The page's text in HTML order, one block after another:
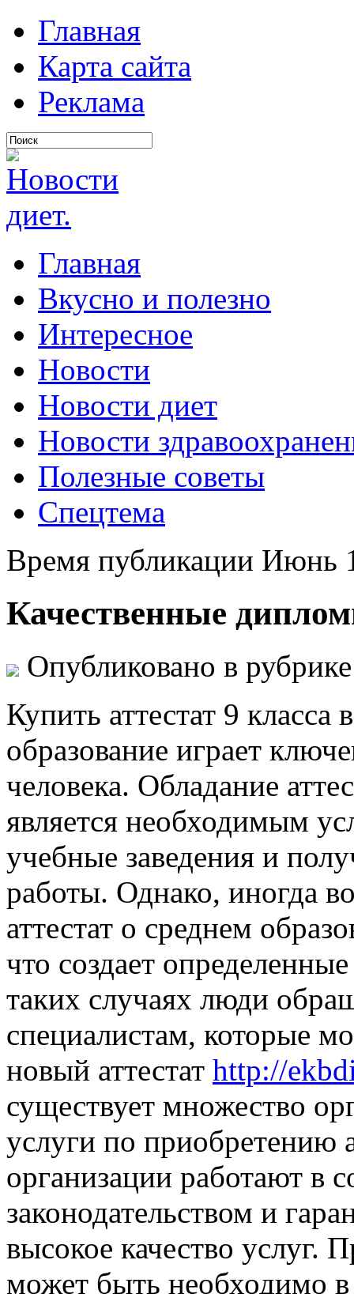
Главная
Карта сайта
Реклама
Главная
Вкусно и полезно
Интересное
Новости
Новости диет
Новости
Полезные советы
Спецтема
Время публикации Июнь
Качественные
Опубликовано в
Купить аттестат 9
образование играет
человека. Обладание
является необходимым
учебные заведения и
работы. Однако, иногда
аттестат о среднем
что создает
таких случаях люди
специалистам, которые
новый аттестат http://
существует множество
услуги по приобретению
организации работают в
законодательством и
высокое качество услуг.
может быть необходимо